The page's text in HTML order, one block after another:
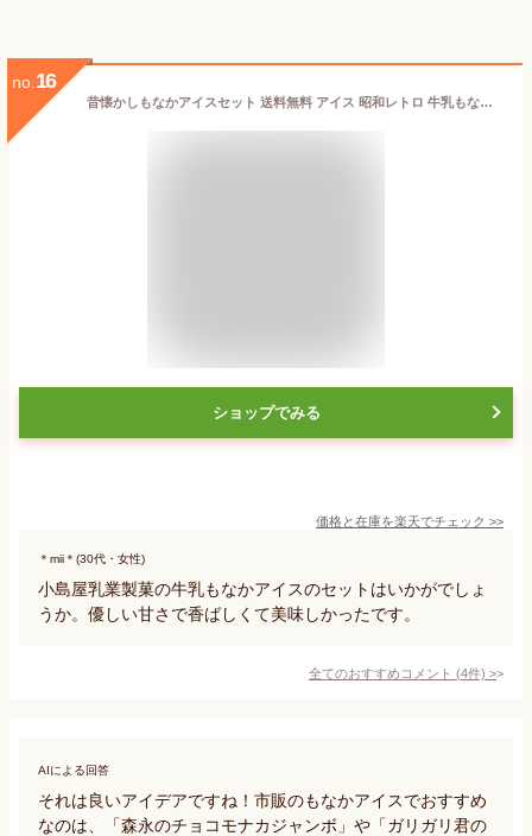
no. 16
昔懐かしもなかアイスセット 送料無料 アイス 昭和レトロ 牛乳もなかセット スイーツ 小島屋乳業製菓 温泉 銭湯デザイン
ショップでみる
価格と在庫を楽天でチェック >>
＊mii＊(30代・女性)
小島屋乳業製菓の牛乳もなかアイスのセットはいかがでしょ
うか。優しい甘さで香ばしくて美味しかったです。
全てのおすすめコメント (4件) >
AIによる回答
それは良いアイデアですね！市販のもなかアイスでおすすめ
なのは、「森永のチョコモナカジャンボ」や「ガリガリ君の